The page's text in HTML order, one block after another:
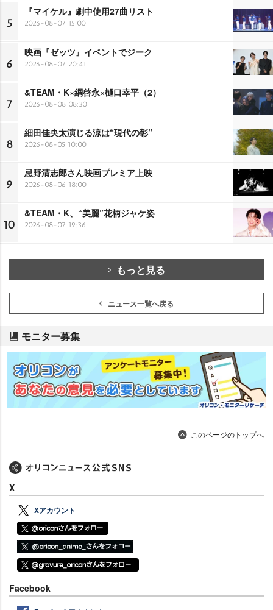
5
『マイケル』劇中使用27曲リスト
2026-08-07 15:00
6
映画『ゼッツ』イベントでジーク
2026-08-07 20:41
7
&TEAM・K×綱啓永×樋口幸平（2）
2026-08-08 08:30
8
細田佳央太演じる涼は“現代の彰”
2026-08-05 10:00
9
忌野清志郎さん映画プレミア上映
2026-08-06 18:00
10
&TEAM・K、“美麗”花柄ジャケ姿
2026-08-07 19:36
もっと見る
ニュース一覧へ戻る
モニター募集
このページのトップへ
X
Xアカウント
Facebook